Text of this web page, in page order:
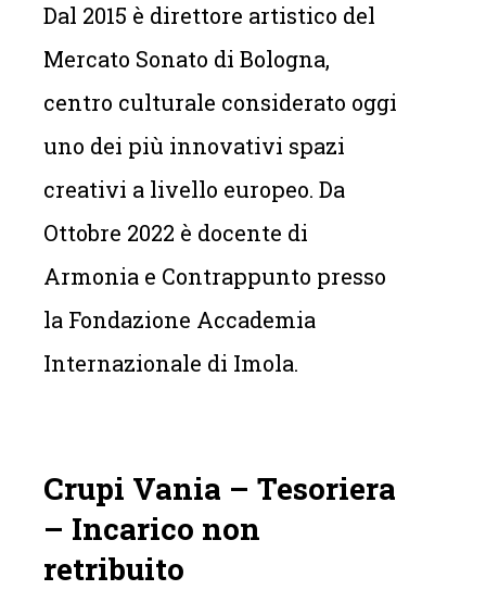
Dal 2015 è direttore artistico del
Mercato Sonato di Bologna,
centro culturale considerato oggi
uno dei più innovativi spazi
creativi a livello europeo. Da
Ottobre 2022 è docente di
Armonia e Contrappunto presso
la Fondazione Accademia
Internazionale di Imola.
Crupi Vania – Tesoriera
– Incarico non
retribuito